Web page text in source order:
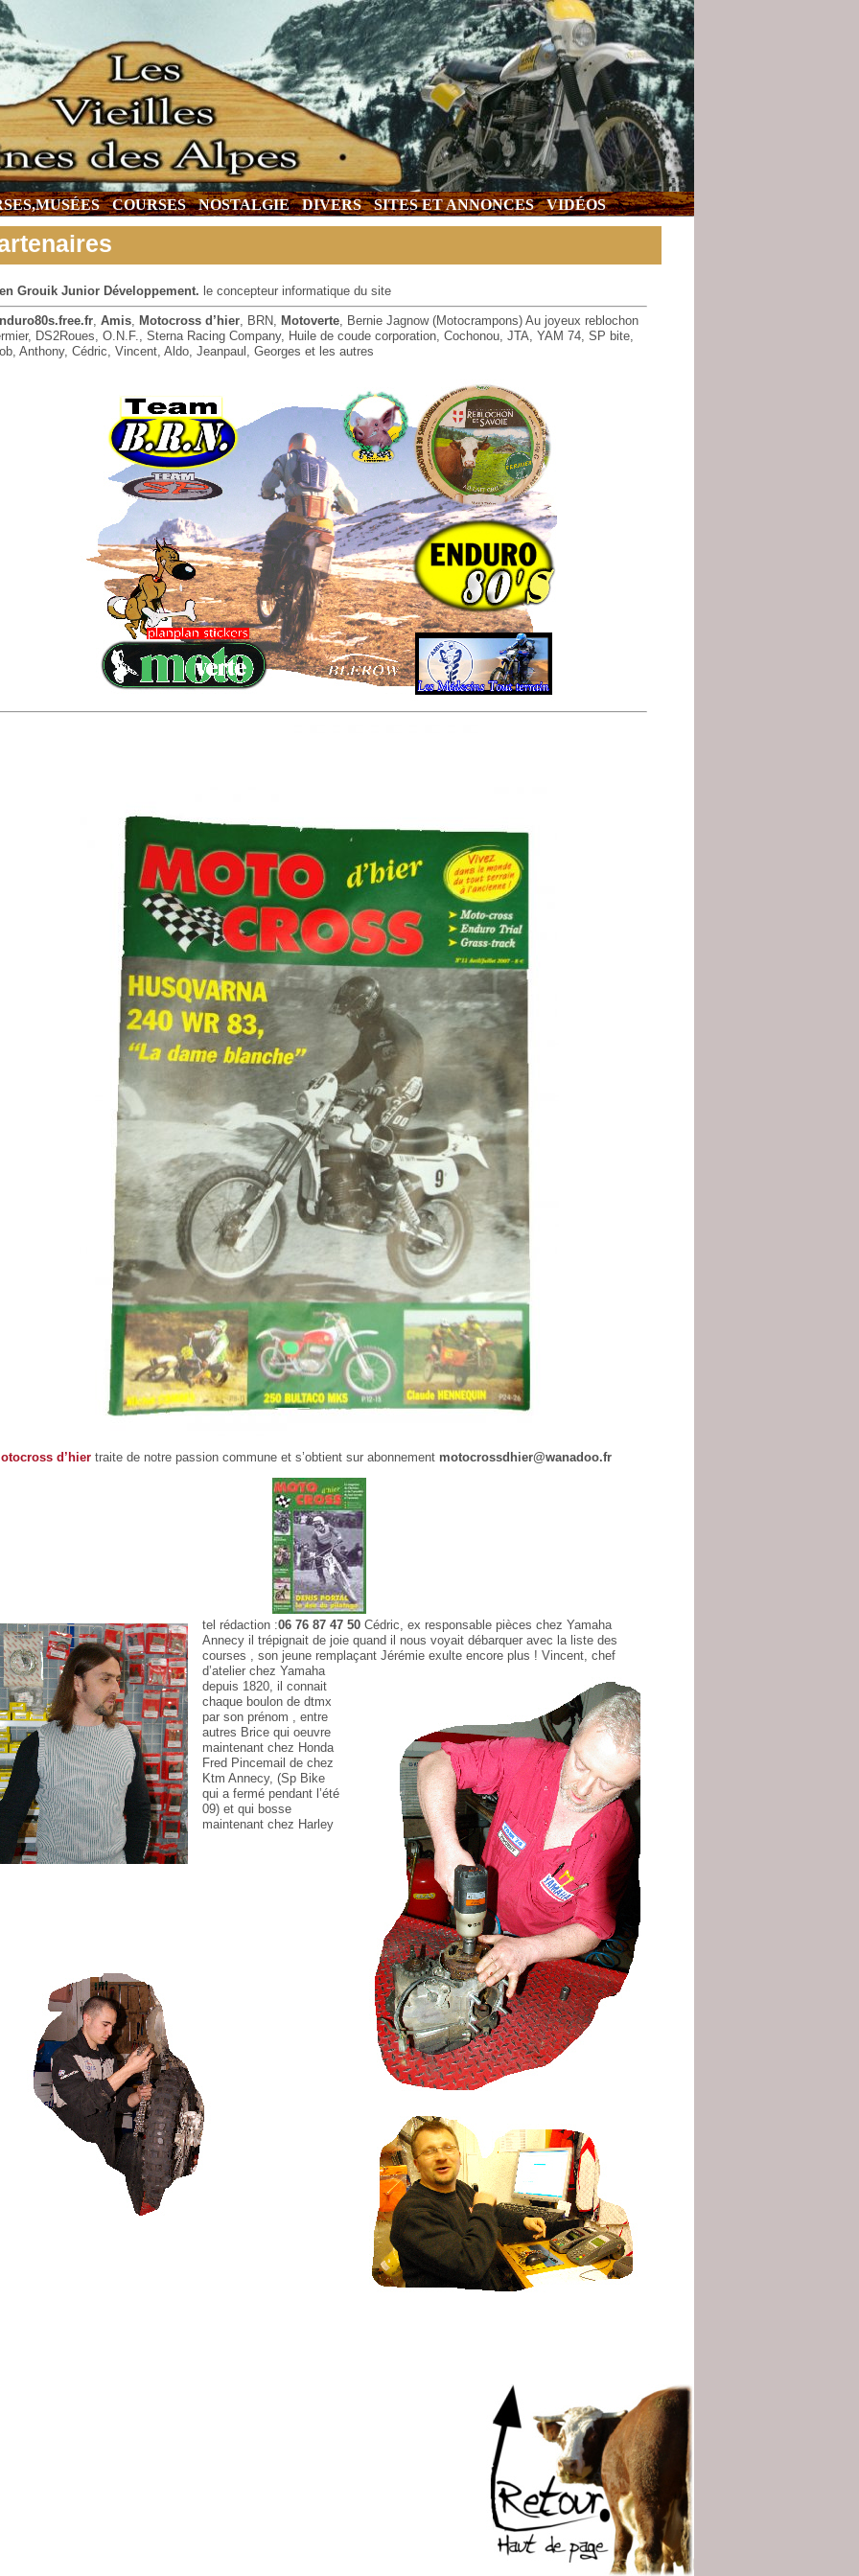
COURSES NOSTALGIE DIVERS SITES ET ANNONCES VIDÉOS
Grouik Junior Développement. le concepteur informatique du site
, Amis, Motocross d’hier, BRN, Motoverte, Bernie Jagnow (Motocrampons) Au joyeux reblochon
DS2Roues, O.N.F., Sterna Racing Company, Huile de coude corporation, Cochonou, JTA, YAM 74, SP bite,
Anthony, Cédric, Vincent, Aldo, Jeanpaul, Georges et les autres
d’hier traite de notre passion commune et s’obtient sur abonnement motocrossdhier@wanadoo.fr
tel rédaction :06 76 87 47 50 Cédric, ex responsable pièces chez Yamaha
Annecy il trépignait de joie quand il nous voyait débarquer avec la liste des
courses , son jeune remplaçant Jérémie exulte encore plus ! Vincent, chef
d’atelier chez Yamaha
depuis 1820, il connait
chaque boulon de dtmx
par son prénom , entre
autres Brice qui oeuvre
maintenant chez Honda
Fred Pincemail de chez
Ktm Annecy, (Sp Bike
qui a fermé pendant l’été
09) et qui bosse
maintenant chez Harley